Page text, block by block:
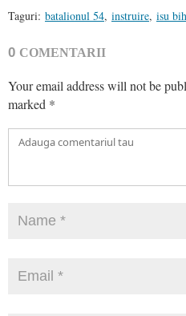
Taguri: batalionul 54, instruire, isu
0 COMENTARII
Your email address will not be
marked *